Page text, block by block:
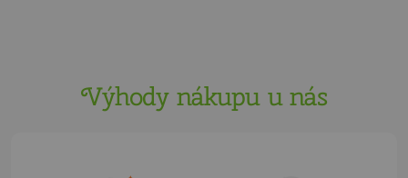
Výhody nákupu u nás